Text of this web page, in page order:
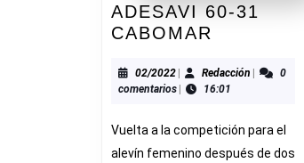
ADESAVI 60-31
CABOMAR
31
CABOMAR
02/202202/2022
| RedacciónRedacción
|
0
comentarios | 16:01
Vuelta a la competición para el
alevín femenino después de dos